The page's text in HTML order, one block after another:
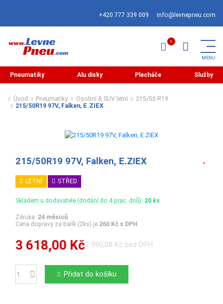
+420 777 339 009 info@levnepneu.com
Pneumatiky Alu disky Plecháče Služby
Úvod Pneumatiky Osobní & SUV letní
215/50 R19
215/50R19 97V, Falken, E.ZIEX
215/50R19 97V, Falken, E.ZIEX
LETNÍ STŘED
Skladem u dodavatele (dodání do 4 prac. dnů): 20 ks
Záruka: 24 měsíců
Cena dopravy za balík (2ks) je 260 Kč s DPH
3 618,00 Kč2 990,08 Kč bez DPH
Počet Přidat do košíku